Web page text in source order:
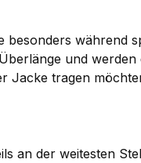
während
und
tragen
an der weitesten